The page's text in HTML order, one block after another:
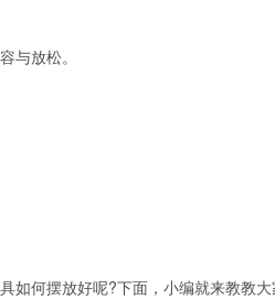
与放松。
如何摆放好呢?下面，小编就来教教